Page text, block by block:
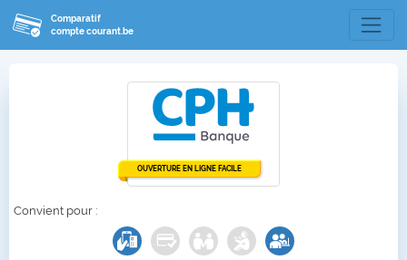
Comparatif
compte courant.be
OUVERTURE EN LIGNE FACILE
Convient pour :